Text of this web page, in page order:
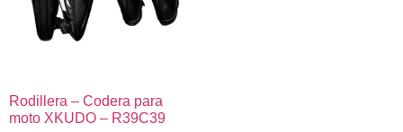
Rodillera – Codera para
moto XKUDO – R39C39